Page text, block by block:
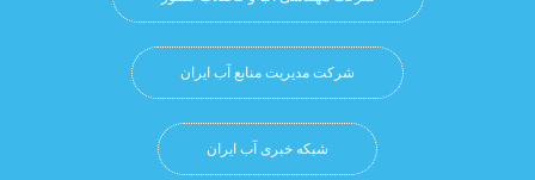
شرکت مدیریت منابع آب ایران
شبکه خبری آب ایران